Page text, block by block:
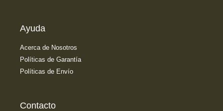
Ayuda
Acerca de Nosotros
Políticas de Garantía
Políticas de Envío
Contacto